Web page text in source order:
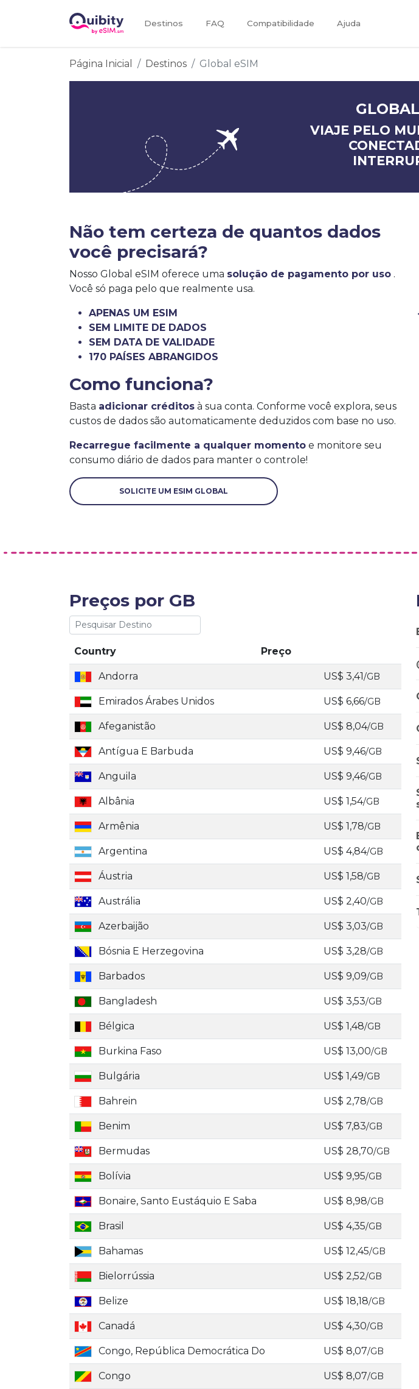
Destinos FAQ Compatibilidade Ajuda
Página Inicial Destinos Global eSIM
VIAJE PELO
Não tem certeza de quantos dados
você precisará?
Nosso Global eSIM oferece uma solução de pagamento por uso .
Você só paga pelo que realmente usa.
APENAS UM ESIM
SEM LIMITE DE DADOS
SEM DATA DE VALIDADE
170 PAÍSES ABRANGIDOS
Como funciona?
Basta adicionar créditos à sua conta. Conforme você explora, seus
custos de dados são automaticamente deduzidos com base no uso.
Recarregue facilmente a qualquer momento e monitore seu
consumo diário de dados para manter o controle!
SOLICITE UM ESIM GLOBAL
Preços por GB
Country Preço
Andorra US$ 3,41/GB
Emirados Árabes Unidos US$ 6,66/GB
Afeganistão US$ 8,04/GB
Antígua E Barbuda US$ 9,46/GB
Anguila US$ 9,46/GB
Albânia US$ 1,54/GB
Armênia US$ 1,78/GB
Argentina US$ 4,84/GB
Áustria US$ 1,58/GB
Austrália US$ 2,40/GB
Azerbaijão US$ 3,03/GB
Bósnia E Herzegovina US$ 3,28/GB
Barbados US$ 9,09/GB
Bangladesh US$ 3,53/GB
Bélgica US$ 1,48/GB
Burkina Faso US$ 13,00/GB
Bulgária US$ 1,49/GB
Bahrein US$ 2,78/GB
Benim US$ 7,83/GB
Bermudas US$ 28,70/GB
Bolívia US$ 9,95/GB
Bonaire, Santo Eustáquio E Saba US$ 8,98/GB
Brasil US$ 4,35/GB
Bahamas US$ 12,45/GB
Bielorrússia US$ 2,52/GB
Belize US$ 18,18/GB
Canadá US$ 4,30/GB
Congo, República Democrática Do US$ 8,07/GB
Congo US$ 8,07/GB